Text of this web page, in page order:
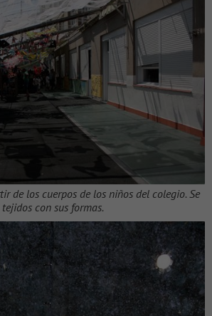
de los cuerpos de los niños del colegio. Se
con sus formas.